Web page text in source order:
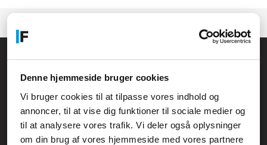
Denne hjemmeside bruger cookies
Vi bruger cookies til at tilpasse vores indhold og
annoncer, til at vise dig funktioner til sociale medier og
til at analysere vores trafik. Vi deler også oplysninger
om din brug af vores hjemmeside med vores partnere
Anelystparken 33B, 8381 Tilst
Generelle henvendelser:
kontakt@fcomputer.dk
Service- og reklamationsafdelingen: